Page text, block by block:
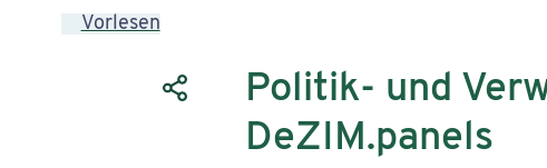
Vorlesen
Politik- und
DeZIM.panels